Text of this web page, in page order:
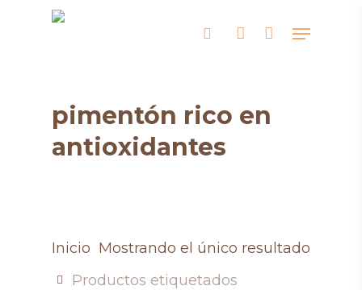
searchaccount
Menu
pimentón rico en
antioxidantes
Mostrando el único resultado
Inicio
Productos etiquetados